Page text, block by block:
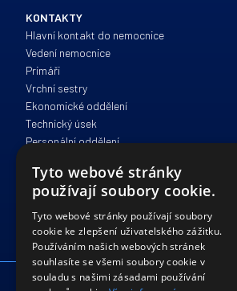
KONTAKTY
Hlavní kontakt do nemocnice
Vedení nemocnice
Primáři
Vrchní sestry
Ekonomické oddělení
Technický úsek
Personální oddělení
Správa a provoz
IT oddělení
Právní oddělení
© 2012 - 2026 Nemocnice Havlíčkův
Tyto webové stránky
používají soubory cookie.
Tyto webové stránky používají soubory
cookie ke zlepšení uživatelského zážitku.
Používáním našich webových stránek
souhlasíte se všemi soubory cookie v
souladu s našimi zásadami používání